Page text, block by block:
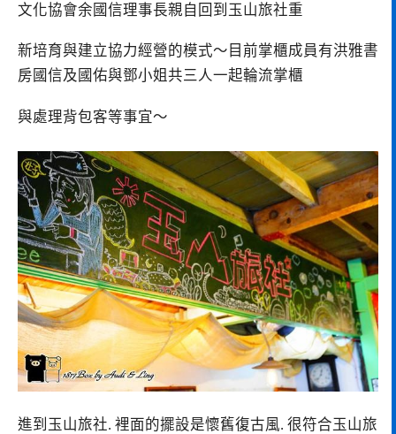
文化協會余國信理事長親自回到玉山旅社重
新培育與建立協力經營的模式～目前掌櫃成員有洪雅書
房國信及國佑與鄧小姐共三人一起輪流掌櫃
與處理背包客等事宜～
進到玉山旅社. 裡面的擺設是懷舊復古風. 很符合玉山旅